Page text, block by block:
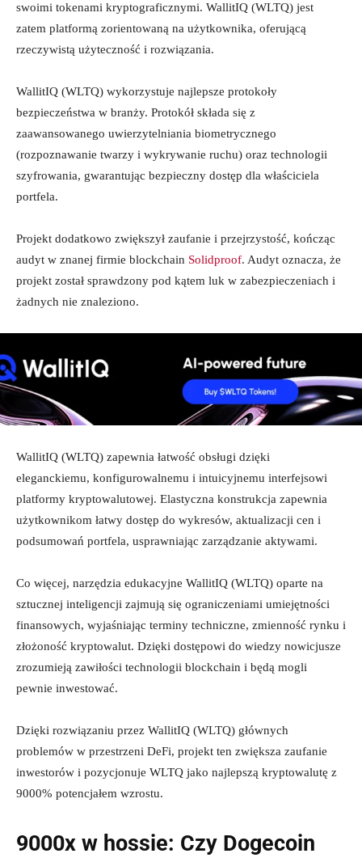
swoimi tokenami kryptograficznymi. WallitIQ (WLTQ) jest
zatem platformą zorientowaną na użytkownika, oferującą
rzeczywistą użyteczność i rozwiązania.
WallitIQ (WLTQ) wykorzystuje najlepsze protokoły
bezpieczeństwa w branży. Protokół składa się z
zaawansowanego uwierzytelniania biometrycznego
(rozpoznawanie twarzy i wykrywanie ruchu) oraz technologii
szyfrowania, gwarantując bezpieczny dostęp dla właściciela
portfela.
Projekt dodatkowo zwiększył zaufanie i przejrzystość, kończąc
audyt w znanej firmie blockchain Solidproof. Audyt oznacza, że
projekt został sprawdzony pod kątem luk w zabezpieczeniach i
żadnych nie znaleziono.
WallitIQ (WLTQ) zapewnia łatwość obsługi dzięki
eleganckiemu, konfigurowalnemu i intuicyjnemu interfejsowi
platformy kryptowalutowej. Elastyczna konstrukcja zapewnia
użytkownikom łatwy dostęp do wykresów, aktualizacji cen i
podsumowań portfela, usprawniając zarządzanie aktywami.
Co więcej, narzędzia edukacyjne WallitIQ (WLTQ) oparte na
sztucznej inteligencji zajmują się ograniczeniami umiejętności
finansowych, wyjaśniając terminy techniczne, zmienność rynku i
złożoność kryptowalut. Dzięki dostępowi do wiedzy nowicjusze
zrozumieją zawiłości technologii blockchain i będą mogli
pewnie inwestować.
Dzięki rozwiązaniu przez WallitIQ (WLTQ) głównych
problemów w przestrzeni DeFi, projekt ten zwiększa zaufanie
inwestorów i pozycjonuje WLTQ jako najlepszą kryptowalutę z
9000% potencjałem wzrostu.
9000x w hossie: Czy Dogecoin